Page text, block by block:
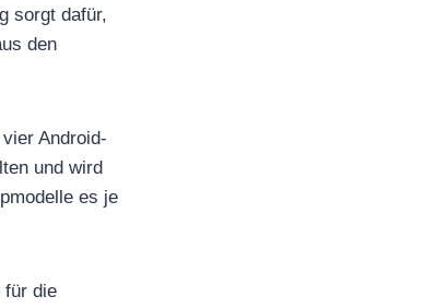
sorgt dafür,
den
Android-
und wird
es je
für die